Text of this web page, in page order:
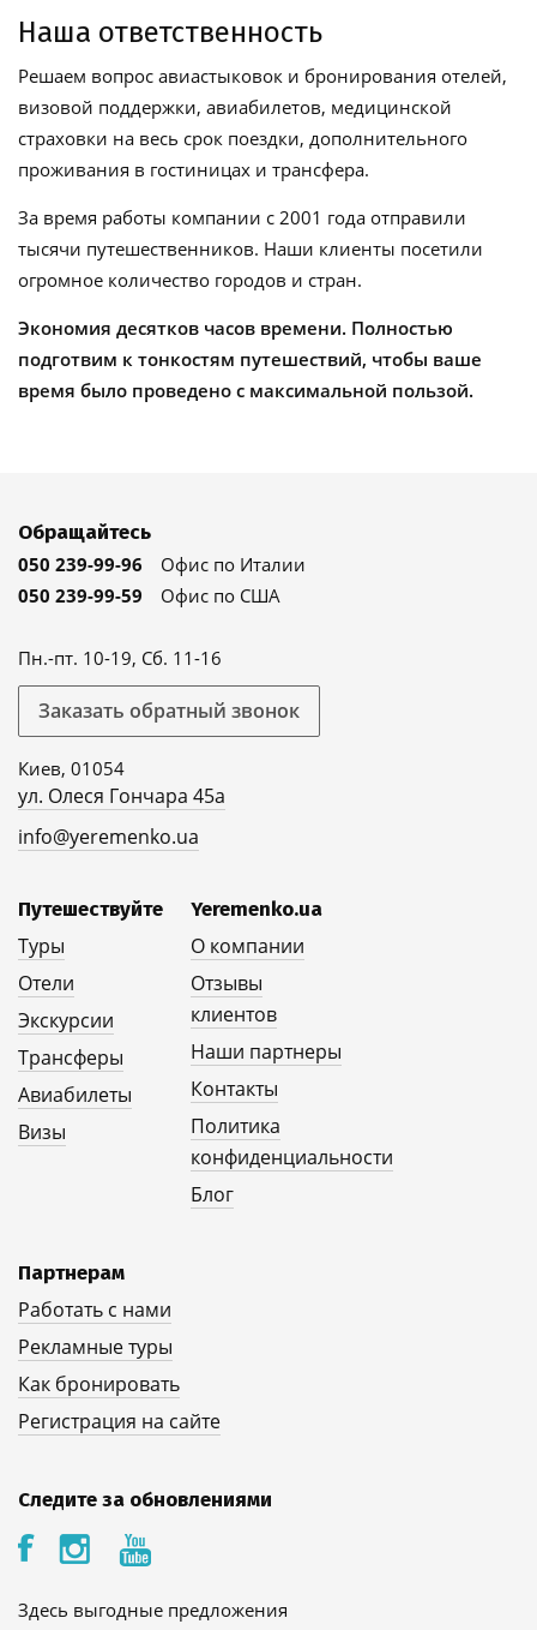
Наша ответственность
Решаем вопрос авиастыковок и бронирования отелей,
визовой поддержки, авиабилетов, медицинской
страховки на весь срок поездки, дополнительного
проживания в гостиницах и трансфера.
За время работы компании с 2001 года отправили
тысячи путешественников. Наши клиенты посетили
огромное количество городов и стран.
Экономия десятков часов времени. Полностью
подготвим к тонкостям путешествий, чтобы ваше
время было проведено с максимальной пользой.
Обращайтесь
050 239-99-96
Офис по Италии
050 239-99-59
Офис по США
Пн.-пт. 10-19, Сб. 11-16
Заказать обратный звонок
Киев, 01054
ул. Олеся Гончара 45а
info@yeremenko.ua
Путешествуйте
Туры
Отели
Экскурсии
Трансферы
Авиабилеты
Визы
Yeremenko.ua
О компании
Отзывы
клиентов
Наши партнеры
Контакты
Политика
конфиденциальности
Блог
Партнерам
Работать с нами
Рекламные туры
Как бронировать
Регистрация на сайте
Следите за обновлениями
Здесь выгодные предложения